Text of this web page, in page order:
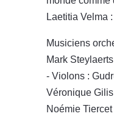
Laetitia Velma
Musiciens
Mark
- Violons :
Véronique
Noémie